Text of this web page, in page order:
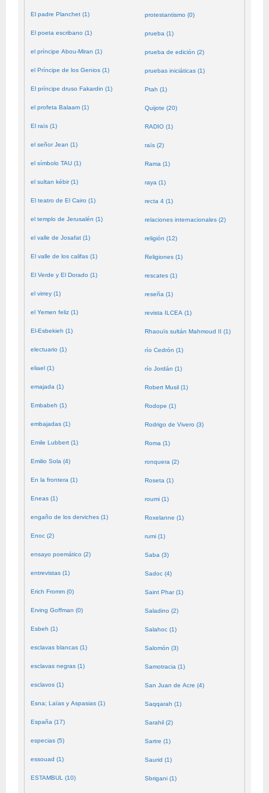
El padre Planchet (1)
El poeta escribano (1)
el príncipe Abou-Miran (1)
el Príncipe de los Genios (1)
El príncipe druso Fakardin (1)
el profeta Balaam (1)
El raïs (1)
el señor Jean (1)
el símbolo TAU (1)
el sultan kébir (1)
El teatro de El Cairo (1)
el templo de Jerusalén (1)
el valle de Josafat (1)
El valle de los califas (1)
El Verde y El Dorado (1)
el virrey (1)
el Yemen feliz (1)
El-Esbekieh (1)
electuario (1)
eliael (1)
emajada (1)
Embabeh (1)
embajadas (1)
Emile Lubbert (1)
Emilio Sola (4)
En la frontera (1)
Eneas (1)
engaño de los derviches (1)
Enoc (2)
ensayo poemático (2)
entrevistas (1)
Erich Fromm (0)
Erving Goffman (0)
Esbeh (1)
esclavas blancas (1)
esclavas negras (1)
esclavos (1)
Esna; Laïas y Aspasias (1)
España (17)
especias (5)
essouad (1)
ESTAMBUL (10)
protestantismo (0)
prueba (1)
prueba de edición (2)
pruebas iniciáticas (1)
Ptah (1)
Quijote (20)
RADIO (1)
raïs (2)
Rama (1)
raya (1)
recta 4 (1)
relaciones internacionales (2)
religión (12)
Religiones (1)
rescates (1)
reseña (1)
revista ILCEA (1)
Rhaouïs sultán Mahmoud II (1)
río Cedrón (1)
río Jordán (1)
Robert Musil (1)
Rodope (1)
Rodrigo de Vivero (3)
Roma (1)
ronquera (2)
Roseta (1)
roumi (1)
Roxelanne (1)
rumi (1)
Saba (3)
Sadoc (4)
Saint Phar (1)
Saladino (2)
Salahoc (1)
Salomón (3)
Samotracia (1)
San Juan de Acre (4)
Saqqarah (1)
Sarahil (2)
Sartre (1)
Saurid (1)
Sbrigani (1)